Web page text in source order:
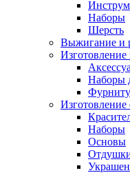
Наборы
Шерсть
Выжигание и
Наборы
Изготовление
Наборы
Основы